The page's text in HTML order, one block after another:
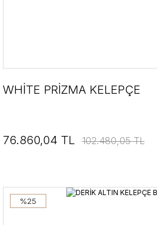
WHİTE PRİZMA KELEPÇE
76.860,04 TL 102.480,05 TL
%25